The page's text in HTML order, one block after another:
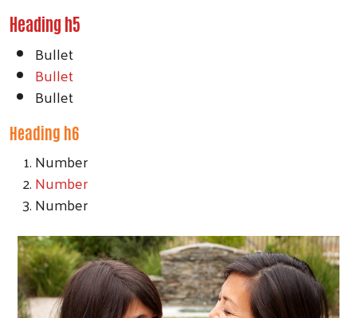
Heading h5
Bullet
Bullet
Bullet
Heading h6
Number
Number
Number